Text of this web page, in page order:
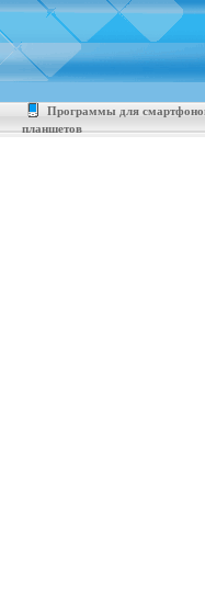
Программы для
планшетов